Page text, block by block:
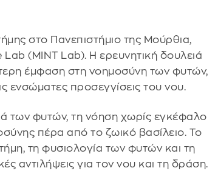
στο Πανεπιστήμιο της Μούρθια,
(MINT Lab). Η ερευνητική δουλειά
έμφαση στη νοημοσύνη των φυτών,
ενσώματες προσεγγίσεις του νου.
των φυτών, τη νόηση χωρίς εγκέφαλο
πέρα από το ζωικό βασίλειο. Το
τη φυσιολογία των φυτών και τη
αντιλήψεις για τον νου και τη δράση.